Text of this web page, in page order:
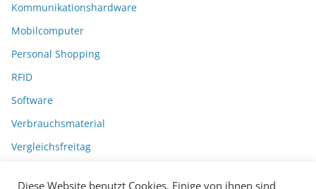
Kommunikationshardware
Mobilcomputer
Personal Shopping
RFID
Software
Verbrauchsmaterial
Vergleichsfreitag
Diese Website benutzt Cookies. Einige von ihnen sind